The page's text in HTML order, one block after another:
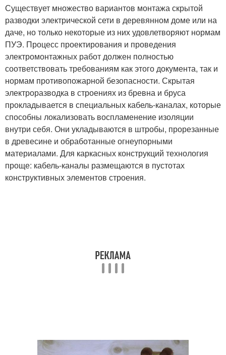
Существует множество вариантов монтажа скрытой
разводки электрической сети в деревянном доме или на
даче, но только некоторые из них удовлетворяют нормам
ПУЭ. Процесс проектирования и проведения
электромонтажных работ должен полностью
соответствовать требованиям как этого документа, так и
нормам противопожарной безопасности. Скрытая
электроразводка в строениях из бревна и бруса
прокладывается в специальных кабель-каналах, которые
способны локализовать воспламенение изоляции
внутри себя. Они укладываются в штробы, прорезанные
в древесине и обработанные огнеупорными
материалами. Для каркасных конструкций технология
проще: кабель-каналы размещаются в пустотах
конструктивных элементов строения.